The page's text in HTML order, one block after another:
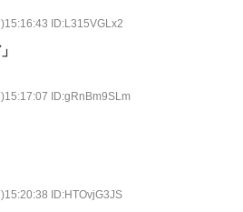
ID:L315VGLx2
ID:gRnBm9SLm
ID:HTOvjG3JS